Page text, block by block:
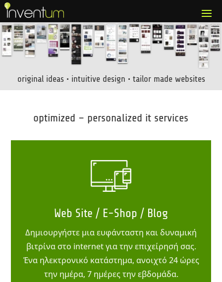
original ideas • intuitive design • tailor made websites
optimized – personalized it services
Web Site / E-Shop / Blog
Δημιουργήστε μια ευφάνταστη και δυναμική
βιτρίνα στο internet για την επιχείρησή σας.
Ένα ηλεκτρονικό κατάστημα, ανοιχτό 24 ώρες
την ημέρα, 7 ημέρες την εβδομάδα.